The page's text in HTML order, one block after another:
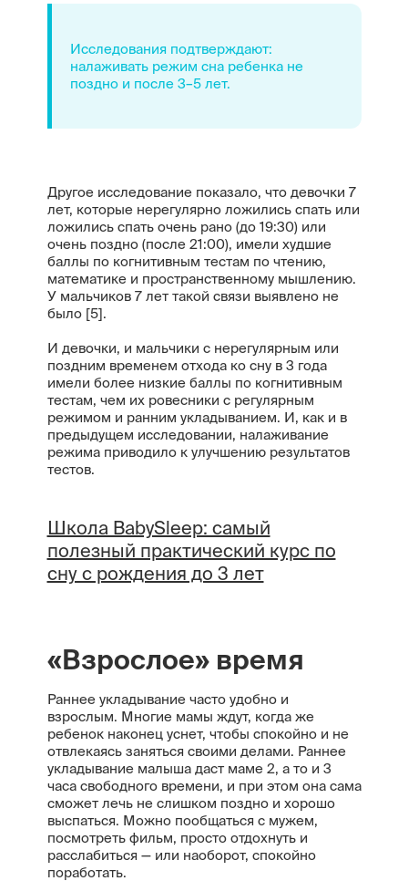
Исследования подтверждают:
налаживать режим сна ребенка не
поздно и после 3–5 лет.
Другое исследование показало, что девочки 7
лет, которые нерегулярно ложились спать или
ложились спать очень рано (до 19:30) или
очень поздно (после 21:00), имели худшие
баллы по когнитивным тестам по чтению,
математике и пространственному мышлению.
У мальчиков 7 лет такой связи выявлено не
было [5].
И девочки, и мальчики с нерегулярным или
поздним временем отхода ко сну в 3 года
имели более низкие баллы по когнитивным
тестам, чем их ровесники с регулярным
режимом и ранним укладыванием. И, как и в
предыдущем исследовании, налаживание
режима приводило к улучшению результатов
тестов.
Школа BabySleep: самый
полезный практический курс по
сну с рождения до 3 лет
«Взрослое» время
Раннее укладывание часто удобно и
взрослым. Многие мамы ждут, когда же
ребенок наконец уснет, чтобы спокойно и не
отвлекаясь заняться своими делами. Раннее
укладывание малыша даст маме 2, а то и 3
часа свободного времени, и при этом она сама
сможет лечь не слишком поздно и хорошо
выспаться. Можно пообщаться с мужем,
посмотреть фильм, просто отдохнуть и
расслабиться — или наоборот, спокойно
поработать.